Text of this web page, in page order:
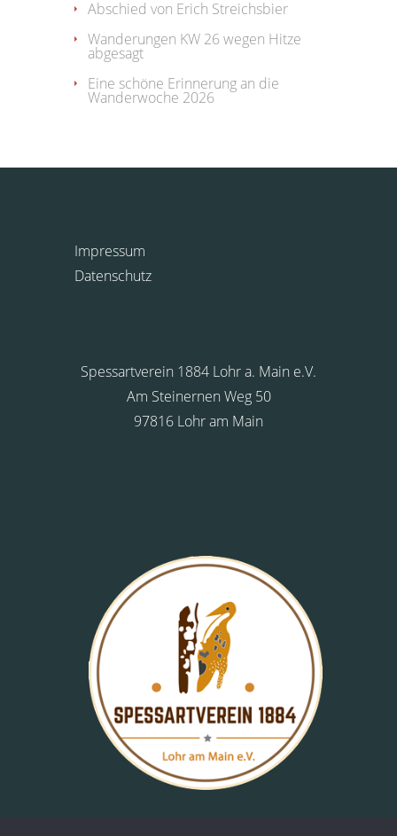
Abschied von Erich Streichsbier
Wanderungen KW 26 wegen Hitze
abgesagt
Eine schöne Erinnerung an die
Wanderwoche 2026
Impressum
Datenschutz
Spessartverein 1884 Lohr a. Main e.V.
Am Steinernen Weg 50
97816 Lohr am Main